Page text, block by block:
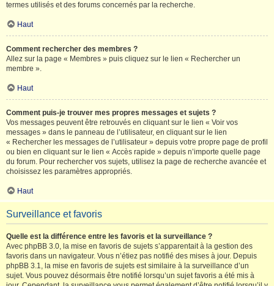
termes utilisés et des forums concernés par la recherche.
Haut
Comment rechercher des membres ?
Allez sur la page « Membres » puis cliquez sur le lien « Rechercher un
membre ».
Haut
Comment puis-je trouver mes propres messages et sujets ?
Vos messages peuvent être retrouvés en cliquant sur le lien « Voir vos
messages » dans le panneau de l’utilisateur, en cliquant sur le lien
« Rechercher les messages de l’utilisateur » depuis votre propre page de profil
ou bien en cliquant sur le lien « Accès rapide » depuis n’importe quelle page
du forum. Pour rechercher vos sujets, utilisez la page de recherche avancée et
choisissez les paramètres appropriés.
Haut
Surveillance et favoris
Quelle est la différence entre les favoris et la surveillance ?
Avec phpBB 3.0, la mise en favoris de sujets s’apparentait à la gestion des
favoris dans un navigateur. Vous n’étiez pas notifié des mises à jour. Depuis
phpBB 3.1, la mise en favoris de sujets est similaire à la surveillance d’un
sujet. Vous pouvez désormais être notifié lorsqu’un sujet favoris a été mis à